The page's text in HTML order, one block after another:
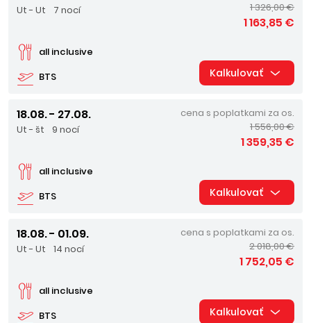
Ut - Ut 7 nocí
BTS
all inclusive
1 326,00 €
1 163,85 €
Kalkulovať
18.08. - 27.08.
Ut - št 9 nocí
BTS
all inclusive
cena s poplatkami za os.
1 556,00 €
1 359,35 €
Kalkulovať
18.08. - 01.09.
Ut - Ut 14 nocí
BTS
all inclusive
cena s poplatkami za os.
2 018,00 €
1 752,05 €
Kalkulovať